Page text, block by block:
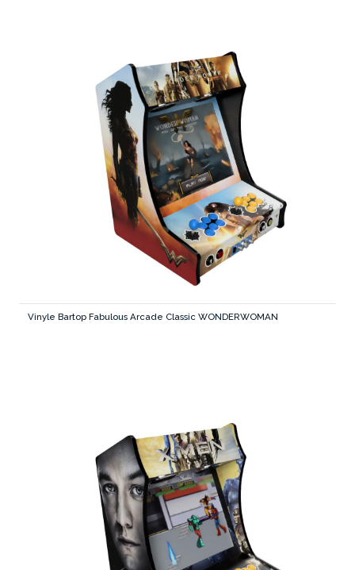
Vinyle Bartop Fabulous Arcade Classic WONDERWOMAN